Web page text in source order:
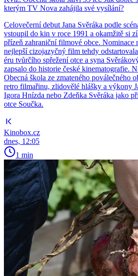
kterým TV Nova zahájila své vysílání?
Celovečerní debut Jana Svěráka podle
vstoupil do kin v roce 1991 a okamžitě si
přízeň zahraniční filmové obce. Nominace
nejlepší cizojazyčný film tehdy
éru tvůrčího spřežení otce a syna
zapsalo do historie české kinematografie.
Obecná škola ze zmateného poválečného
retro filmařinu, zlidovělé hlášky a výkony
Igora Hnízda nebo Zdeňka Svěráka jako
otce Součka.
Kinobox.cz
dnes, 12:05
1 min